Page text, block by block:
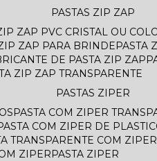
PASTAS ZIP ZAP
ZIP ZAP PVC CRISTAL OU
ZIP ZAP PARA BRINDE
DE PASTA ZIP ZAP
ZIP ZAP TRANSPARENTE
PASTAS ZIPER
PASTA COM ZIPER
PASTA COM ZIPER DE
TRANSPARENTE COM ZIPER
ZIPER PASTA ZIPER